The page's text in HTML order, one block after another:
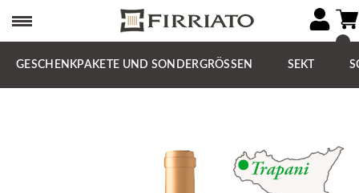
GESCHENKPAKETE UND SONDERGRÖSSEN SEKT